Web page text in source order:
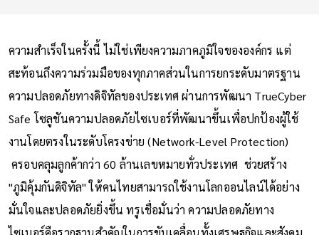
ความสำเร็จในครั้งนี้ ไม่ใช่เพียงความภาคภูมิใจขององค์กร แต่
สะท้อนถึงความร่วมมือของทุกภาคส่วนในการยกระดับมาตรฐาน
ความปลอดภัยทางดิจิทัลของประเทศ ผ่านการพัฒนา TrueCyber
Safe โซลูชันความปลอดภัยไซเบอร์ที่พัฒนาขึ้นเพื่อปกป้องผู้ใช้
งานโดยตรงในระดับโครงข่าย (Network-Level Protection)
ครอบคลุมลูกค้ากว่า 60 ล้านเลขหมายทั่วประเทศ ช่วยสร้าง
"ภูมิคุ้มกันดิจิทัล" ให้คนไทยสามารถใช้งานโลกออนไลน์ได้อย่าง
มั่นใจและปลอดภัยยิ่งขึ้น ทรูเชื่อมั่นว่า ความปลอดภัยทาง